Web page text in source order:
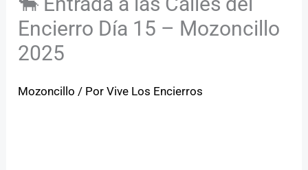
Encierro Día 15 – Mozoncillo
2025
Mozoncillo / PorVive Los Encierros